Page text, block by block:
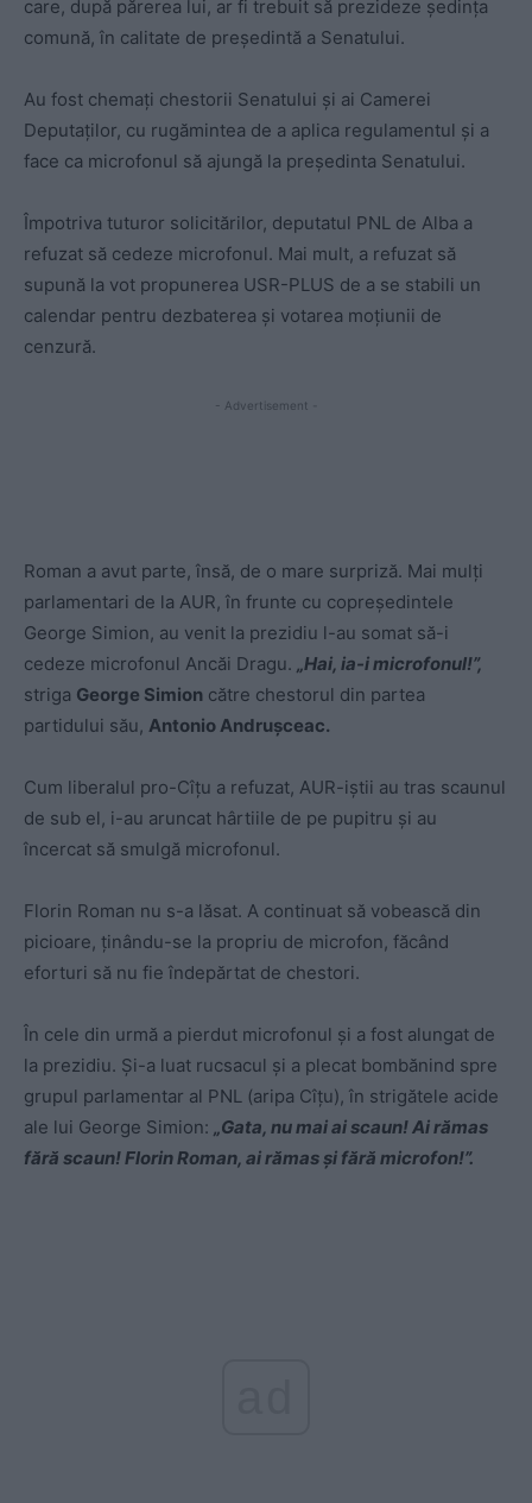
care, după părerea lui, ar fi trebuit să prezideze ședința
comună, în calitate de președintă a Senatului.
Au fost chemați chestorii Senatului și ai Camerei
Deputaților, cu rugămintea de a aplica regulamentul și a
face ca microfonul să ajungă la președinta Senatului.
Împotriva tuturor solicitărilor, deputatul PNL de Alba a
refuzat să cedeze microfonul. Mai mult, a refuzat să
supună la vot propunerea USR-PLUS de a se stabili un
calendar pentru dezbaterea și votarea moțiunii de
cenzură.
- Advertisement -
Roman a avut parte, însă, de o mare surpriză. Mai mulți
parlamentari de la AUR, în frunte cu copreședintele
George Simion, au venit la prezidiu l-au somat să-i
cedeze microfonul Ancăi Dragu. „Hai, ia-i microfonul!”,
striga George Simion către chestorul din partea
partidului său, Antonio Andrușceac.
Cum liberalul pro-Cîțu a refuzat, AUR-iștii au tras scaunul
de sub el, i-au aruncat hârtiile de pe pupitru și au
încercat să smulgă microfonul.
Florin Roman nu s-a lăsat. A continuat să vobească din
picioare, ținându-se la propriu de microfon, făcând
eforturi să nu fie îndepărtat de chestori.
În cele din urmă a pierdut microfonul și a fost alungat de
la prezidiu. Și-a luat rucsacul și a plecat bombănind spre
grupul parlamentar al PNL (aripa Cîțu), în strigătele acide
ale lui George Simion:
„Gata, nu mai ai scaun! Ai rămas
fără scaun! Florin Roman, ai rămas și fără microfon!”.